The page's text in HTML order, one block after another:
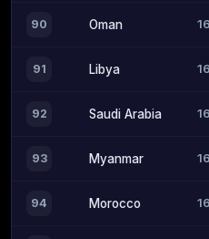
90 Oman
91 Libya
92 Saudi Arabia
93 Myanmar
94 Morocco